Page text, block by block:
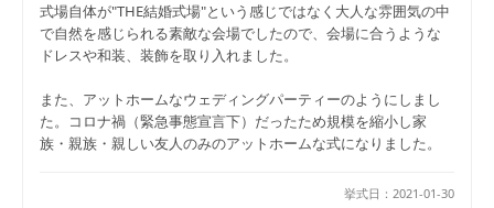
式場自体が"THE結婚式場"という感じではなく大人な雰囲気の中
で自然を感じられる素敵な会場でしたので、会場に合うような
ドレスや和装、装飾を取り入れました。
また、アットホームなウェディングパーティーのようにしまし
た。コロナ禍（緊急事態宣言下）だったため規模を縮小し家
族・親族・親しい友人のみのアットホームな式になりました。
挙式日： 2021-01-30